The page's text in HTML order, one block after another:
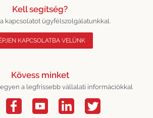
Kell segítség?
kapcsolatot ügyfélszolgálatunkkal.
KAPCSOLATBA VELÜNK
Kövess minket
a legfrissebb vállalati információkkal